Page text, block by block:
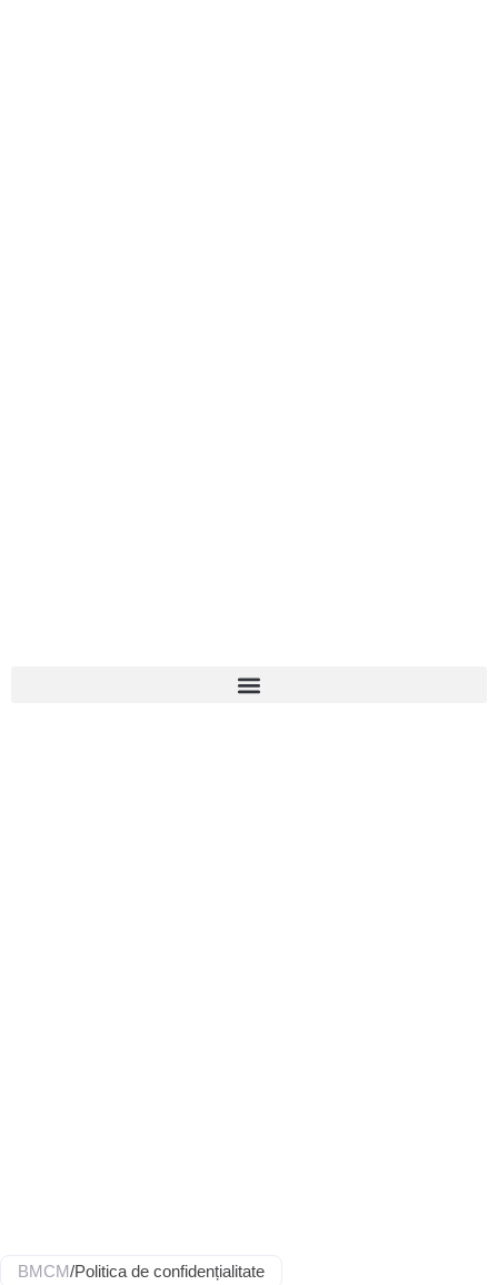
BMCM/Politica de confidențialitate